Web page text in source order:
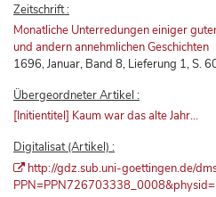
Zeitschrift :
Monatliche Unterredungen einiger
und andern annehmlichen Geschichten
1696, Januar, Band 8, Lieferung 1, S.
Übergeordneter Artikel :
[Initientitel] Kaum war das alte Jahr...
Digitalisat (Artikel) :
http://gdz.sub.uni-goettingen.de/